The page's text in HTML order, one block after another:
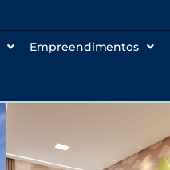
Empreendimentos